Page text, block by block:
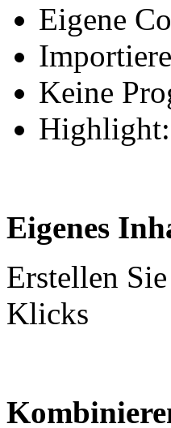
Eigene
Keine
Eigenes
Erstellen
Klicks